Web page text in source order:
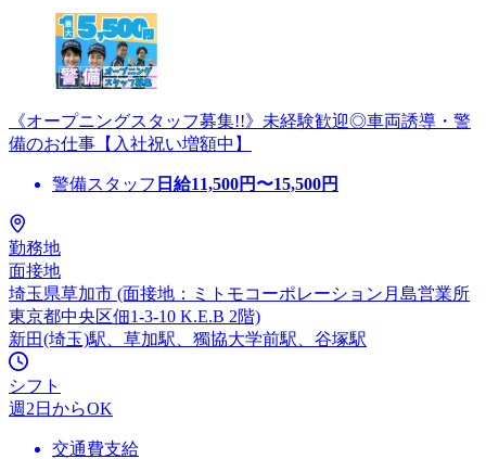
《オープニングスタッフ募集!!》未経験歓迎◎車両誘導・警
備のお仕事【入社祝い増額中】
警備スタッフ 日給11,500円〜15,500円
勤務地
面接地
埼玉県草加市 (面接地：ミトモコーポレーション月島営業所
東京都中央区佃1-3-10 K.E.B 2階)
新田(埼玉)駅、草加駅、獨協大学前駅、谷塚駅
シフト
週2日からOK
交通費支給